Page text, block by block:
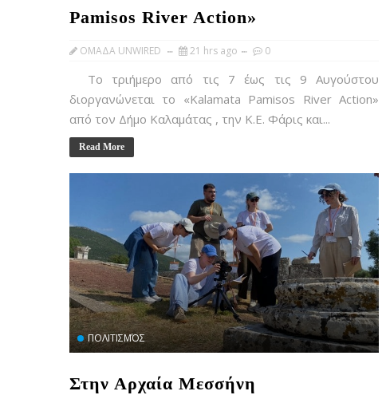
Pamisos River Action»
OMAΔΑ UNWIRED 21 hrs ago 0
Το τριήμερο από τις 7 έως τις 9 Αυγούστου
διοργανώνεται το «Kalamata Pamisos River Action»
από τον Δήμο Καλαμάτας , την Κ.Ε. Φάρις και...
Read More
ΠΟΛΙΤΙΣΜΌΣ
Στην Αρχαία Μεσσήνη